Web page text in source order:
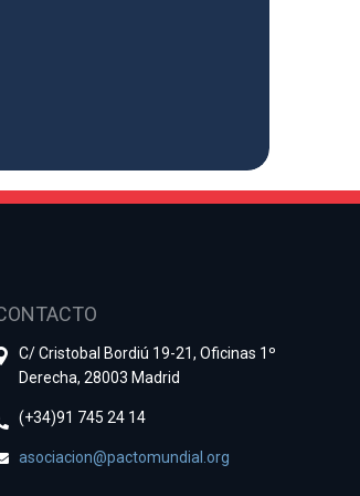
C/ Cristobal Bordiú 19-21, Oficinas 1º
Derecha, 28003 Madrid
(+34)91 745 24 14
asociacion@pactomundial.org